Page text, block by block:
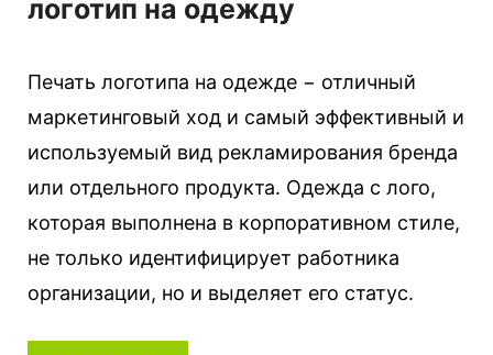
логотип на одежду
Печать логотипа на одежде − отличный
маркетинговый ход и самый эффективный и
используемый вид рекламирования бренда
или отдельного продукта. Одежда с лого,
которая выполнена в корпоративном стиле,
не только идентифицирует работника
организации, но и выделяет его статус.